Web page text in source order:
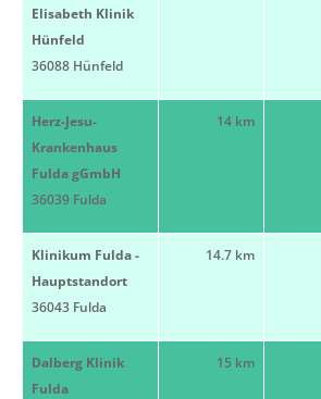
Elisabeth Klinik
Hünfeld
36088 Hünfeld
Herz-Jesu-
Krankenhaus
Fulda gGmbH
36039 Fulda
14 km
Klinikum Fulda -
Hauptstandort
36043 Fulda
14.7 km
Dalberg Klinik
Fulda
15 km